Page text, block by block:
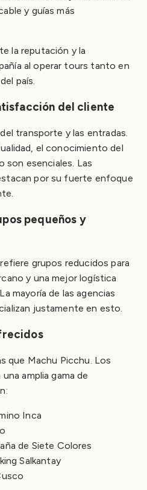
y guías más
la reputación y la
al operar tours tanto en
país.
del cliente
transporte y las entradas.
el conocimiento del
son esenciales. Las
por su fuerte enfoque
pequeños y
grupos reducidos para
y una mejor logística
mayoría de las agencias
justamente en esto.
que Machu Picchu. Los
amplia gama de
Inca
de Siete Colores
Salkantay